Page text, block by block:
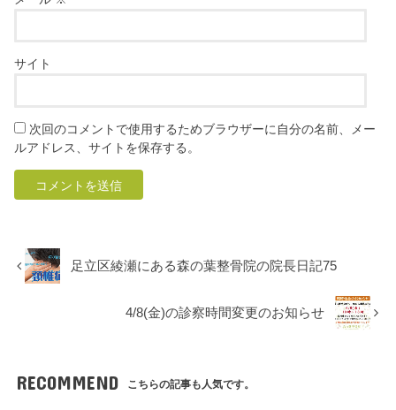
サイト
次回のコメントで使用するためブラウザーに自分の名前、メー
ルアドレス、サイトを保存する。
足立区綾瀬にある森の葉整骨院の院長日記75
4/8(金)の診察時間変更のお知らせ
RECOMMEND こちらの記事も人気です。